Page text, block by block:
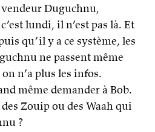
Duguchnu,
lundi, il n’est pas là. Et
qu’il y a ce système, les
ne passent même
n’a plus les infos.
même demander à Bob.
Zouip ou des Waah qui
?